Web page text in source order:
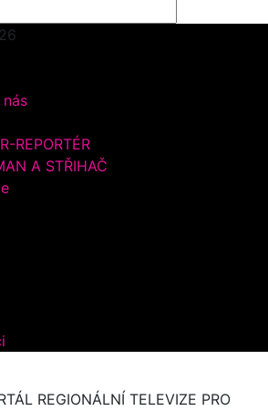
REPORTÉR
A STŘIHAČ
REGIONÁLNÍ TELEVIZE PRO